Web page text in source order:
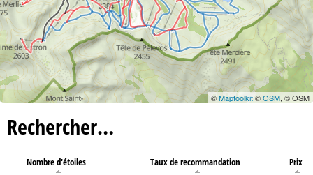
©Maptoolkit©OSM, © OSM
Rechercher…
Nombre d'étoiles Taux de recommandation Prix